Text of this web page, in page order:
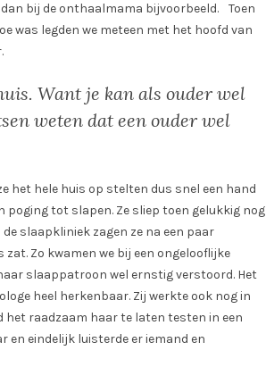
bij de onthaalmama bijvoorbeeld. Toen
was legden we meteen met het hoofd van
Want je kan als ouder wel
weten dat een ouder wel
het hele huis op stelten dus snel een hand
poging tot slapen. Ze sliep toen gelukkig nog
slaapkliniek zagen ze na een paar
Zo kwamen we bij een ongelooflijke
slaappatroon wel ernstig verstoord. Het
heel herkenbaar. Zij werkte ook nog in
het raadzaam haar te laten testen in een
en eindelijk luisterde er iemand en